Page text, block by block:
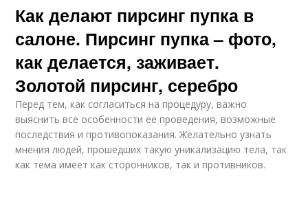
Как делают пирсинг пупка в
салоне. Пирсинг пупка – фото,
как делается, заживает.
Золотой пирсинг, серебро
Перед тем, как согласиться на процедуру, важно
выяснить все особенности ее проведения, возможные
последствия и противопоказания. Желательно узнать
мнения людей, прошедших такую уникализацию тела, так
как тема имеет как сторонников, так и противников.